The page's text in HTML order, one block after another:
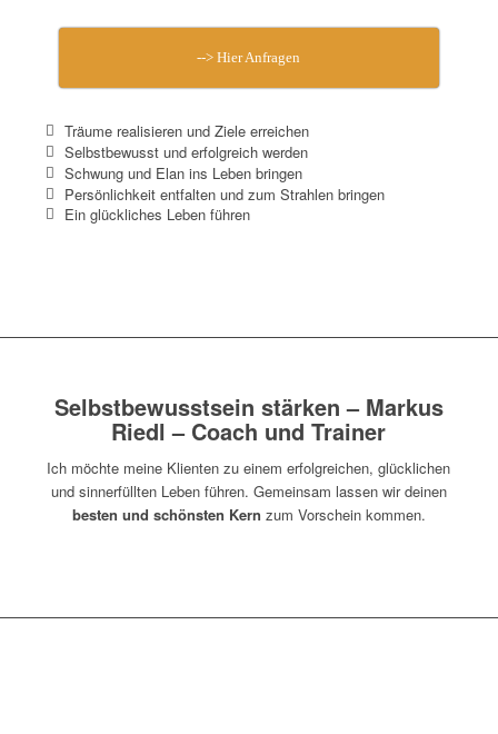
--> Hier Anfragen
Träume realisieren und Ziele erreichen
Selbstbewusst und erfolgreich werden
Schwung und Elan ins Leben bringen
Persönlichkeit entfalten und zum Strahlen bringen
Ein glückliches Leben führen
Selbstbewusstsein stärken – Markus
Riedl – Coach und Trainer
Ich möchte meine Klienten zu einem erfolgreichen, glücklichen
und sinnerfüllten Leben führen. Gemeinsam lassen wir deinen
besten und schönsten Kern zum Vorschein kommen.